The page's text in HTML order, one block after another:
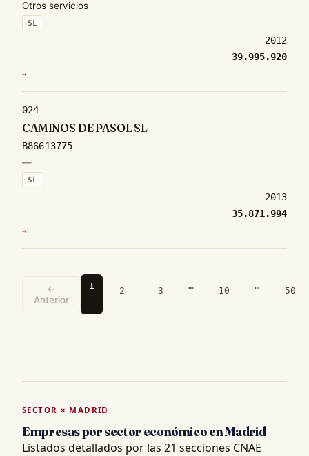
Otros servicios
SL
2012
39.995.920
→
024
CAMINOS DE PASOL SL
B86613775
—
SL
2013
35.871.994
→
←
Anterior
1 2 3 … 10 … 50
SECTOR × MADRID
Empresas por sector económico en Madrid
Listados detallados por las 21 secciones CNAE